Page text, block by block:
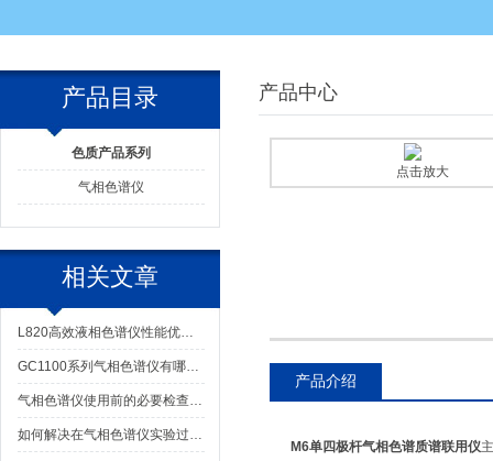
产品目录
色质产品系列
气相色谱仪
相关文章
L820高效液相色谱仪性能优异、稳定可靠
GC1100系列气相色谱仪有哪些特点和优势？
气相色谱仪使用前的必要检查项目
如何解决在气相色谱仪实验过程中的残留问题
产品中心
点击放大
产品介绍
M6单四极杆气相色谱质谱联用仪